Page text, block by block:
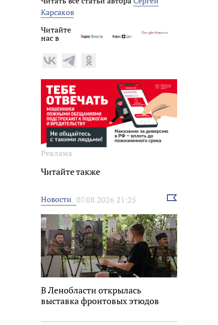
Карсаков
Читайте
нас в
Реклама
Читайте также
Новости 07.08.2026 21:25
Выбрать
В Ленобласти открылась
выставка фронтовых этюдов